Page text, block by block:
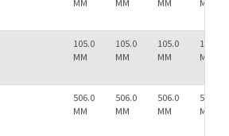
MM
MM
MM
MM
105.0
MM
105.0
MM
105.0
MM
105.0
MM
506.0
MM
506.0
MM
506.0
MM
506.0
MM